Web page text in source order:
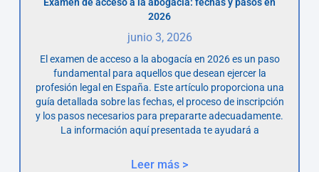
2026
junio 3, 2026
El examen de acceso a la abogacía en 2026 es un paso
fundamental para aquellos que desean ejercer la
profesión legal en España. Este artículo proporciona una
guía detallada sobre las fechas, el proceso de inscripción
y los pasos necesarios para prepararte adecuadamente.
La información aquí presentada te ayudará a
Leer más >